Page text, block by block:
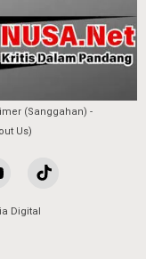
(Sanggahan)
Us)
Digital